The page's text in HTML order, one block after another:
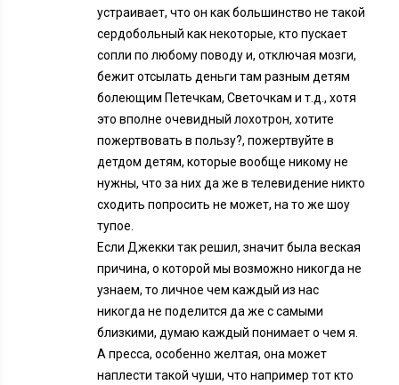
устраивает, что он как большинство не такой
сердобольный как некоторые, кто пускает
сопли по любому поводу и, отключая мозги,
бежит отсылать деньги там разным детям
болеющим Петечкам, Светочкам и т.д., хотя
это вполне очевидный лохотрон, хотите
пожертвовать в пользу?, пожертвуйте в
детдом детям, которые вообще никому не
нужны, что за них да же в телевидение никто
сходить попросить не может, на то же шоу
тупое.
Если Джекки так решил, значит была веская
причина, о которой мы возможно никогда не
узнаем, то личное чем каждый из нас
никогда не поделится да же с самыми
близкими, думаю каждый понимает о чем я.
А пресса, особенно желтая, она может
наплести такой чуши, что например тот кто